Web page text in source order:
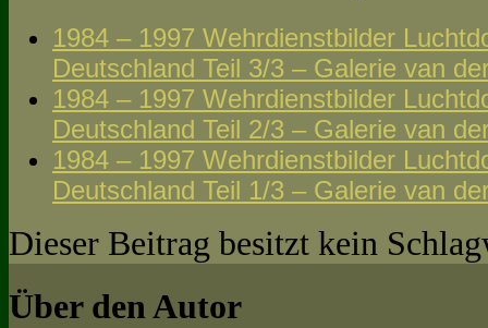
1984 – 1997 Wehrdienstbilder
Deutschland Teil 3/3 – Galerie van
1984 – 1997 Wehrdienstbilder
Deutschland Teil 2/3 – Galerie van
1984 – 1997 Wehrdienstbilder
Deutschland Teil 1/3 – Galerie van
Dieser Beitrag besitzt kein
Über den Autor